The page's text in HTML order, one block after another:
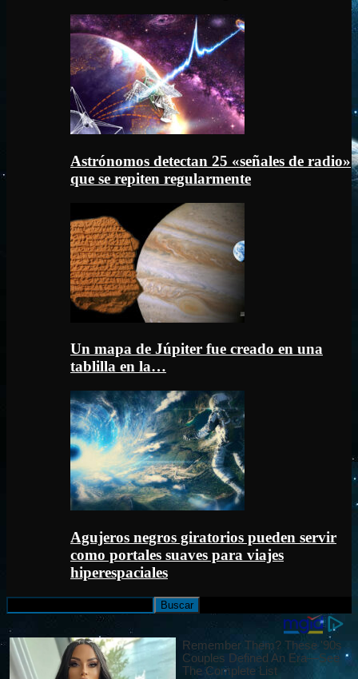
Astrónomos detectan 25 «señales de radio»
que se repiten regularmente
Un mapa de Júpiter fue creado en una
tablilla en la…
Agujeros negros giratorios pueden servir
como portales suaves para viajes
hiperespaciales